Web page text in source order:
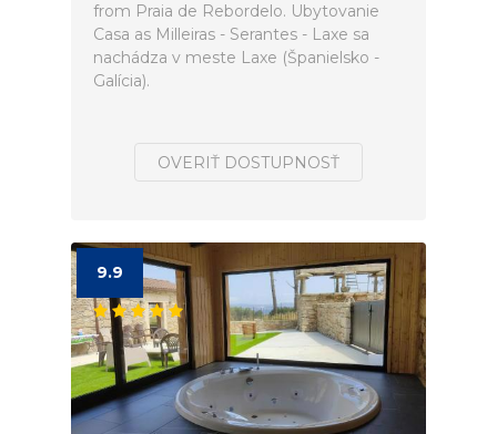
from Praia de Rebordelo. Ubytovanie
Casa as Milleiras - Serantes - Laxe sa
nachádza v meste Laxe (Španielsko -
Galícia).
OVERIŤ DOSTUPNOSŤ
9.9